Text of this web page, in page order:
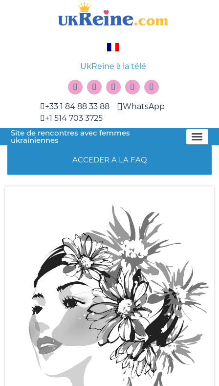
UkReine à la télé
+33 1 84 88 33 88
+1 514 703 3725
WhatsApp
Site de rencontres avec femmes
ukrainiennes
ACCEDER A LA FAQ